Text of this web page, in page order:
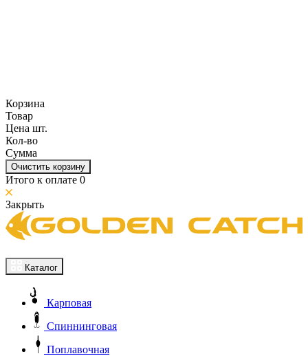
Корзина
Товар
Цена шт.
Кол-во
Сумма
Очистить корзину
Итого к оплате 0
Закрыть
Каталог
Карповая
Спиннинговая
Поплавочная